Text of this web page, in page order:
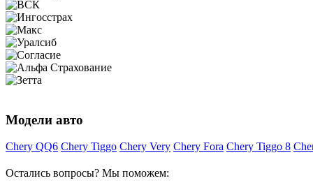
Модели авто
Chery QQ6 Chery Tiggo Chery Very Chery Fora Chery Tiggo 8
Остались вопросы? Мы поможем: